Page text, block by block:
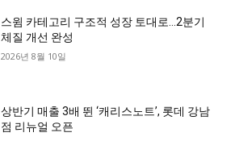
스윔 카테고리 구조적 성장 토대로…2분기
체질 개선 완성
2026년 8월 10일
상반기 매출 3배 뛴 ‘캐리스노트’, 롯데 강남
점 리뉴얼 오픈